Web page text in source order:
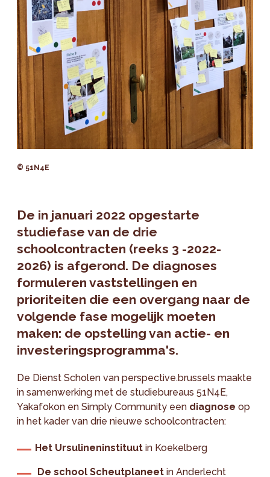
© 51N4E
De in januari 2022 opgestarte
studiefase van de drie
schoolcontracten (reeks 3 -2022-
2026) is afgerond. De diagnoses
formuleren vaststellingen en
prioriteiten die een overgang naar de
volgende fase mogelijk moeten
maken: de opstelling van actie- en
investeringsprogramma's.
De Dienst Scholen van perspective.brussels maakte
in samenwerking met de studiebureaus 51N4E,
Yakafokon en Simply Community een diagnoseop
in het kader van drie nieuwe schoolcontracten:
Het Ursulineninstituut in Koekelberg
De school Scheutplaneet in Anderlecht